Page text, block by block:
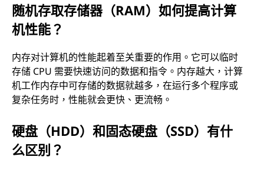
随机存取存储器（RAM）如何提高计算
机性能？
内存对计算机的性能起着至关重要的作用。它可以临时
存储 CPU 需要快速访问的数据和指令。内存越大，计算
机工作内存中可存储的数据就越多，在运行多个程序或
复杂任务时，性能就会更快、更流畅。
硬盘（HDD）和固态硬盘（SSD）有什
么区别？